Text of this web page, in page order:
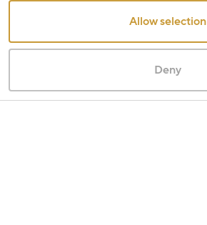
Allow selection
Deny